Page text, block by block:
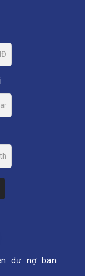
dư nợ ban